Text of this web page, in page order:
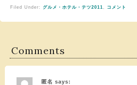
Filed Under: グルメ・ホテル・テツ2011 , コメント
Comments
匿名 says: